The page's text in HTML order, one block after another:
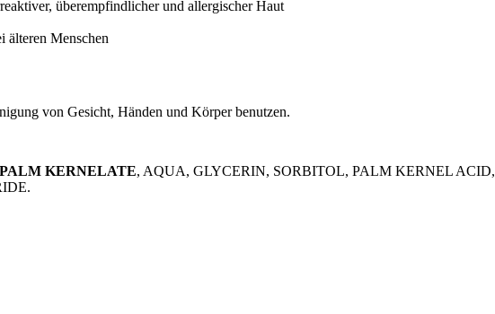
überempfindlicher und allergischer Haut
älteren Menschen
von Gesicht, Händen und Körper benutzen.
KERNELATE, AQUA, GLYCERIN, SORBITOL, PALM KERNEL ACID,